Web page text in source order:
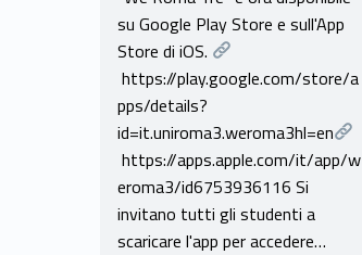
su Google Play Store e sull'App
Store di iOS.
https://play.google.com/store/a
pps/details?
id=it.uniroma3.weroma3hl=en
https://apps.apple.com/it/app/w
eroma3/id6753936116 Si
invitano tutti gli studenti a
scaricare l'app per accedere…